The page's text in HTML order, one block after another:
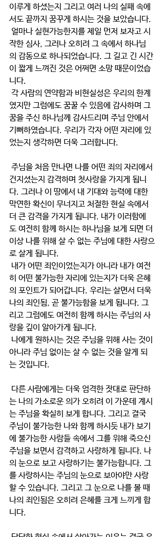
이루게 하셨는지 그리고 여러 나의 실패 속에
서도 끝까지 꿈꾸게 하시는 것을 보았습니다.
작한 심사, 그러나 오히려 그 속에서 하나님
의 감동으로 하나되었습니다. 그 길고 긴 시간
이 짧게 느껴진 것은 어쩌면 소망 때문이었습
니다.
였지만 그럼에도 꿈꿀 수 있음에 감사하며 그
꿈을 주신 하나님께 감사드리며 주님 안에서
기뻐하였습니다. 우리가 각자 어떤 자리에 있
었는지 생각하면 더욱 그러합니다.
건지셨는지 감격하며 첫사랑을 가지게 됩니
다. 그러나 이 땅에서 내 기대와 능력에 대한
막연한 확신이 무너지고 처절한 현실 속에서
더 큰 감격을 가지게 됩니다. 내가 이러함에
도 여전히 함께 하시는 하나님을 보게 되면 더
이상 나를 위해 살 수 없는 주님에 대한 사랑으
로 살게 됩니다.
히 어떤 불가능한 자리에 있는지가 더욱 은혜
의 포인트가 되어갑니다. 우리는 살면서 더욱
나의 죄인됨, 곧 불가능함을 보게 됩니다. 그
리고 그럼에도 여전히 함께 하시는 주님의 사
랑을 깊이 알아가게 됩니다.
아니라 주님 없이는 살 수 없는 것을 알게 되
는 것입니다.
는 나의 가소로운 의가 오히려 이 가운데 계시
는 주님을 확실히 보게 합니다. 그리고 결국
주님이 불가능한 나와 함께 하시듯 내가 보기
에 불가능한 사람들 속에서 그를 위해 죽으신
주님을 보면서 감격하고 사랑하게 됩니다. 나
의 눈으로 보고 사랑하기는 불가능합니다. 그
를 사랑하시는 주님의 눈으로 보아야만 사랑
할 수 있습니다. 그리고 그 눈으로 나를 볼 때
나의 죄인됨은 오히려 은혜를 크게 느끼게 합
니다.